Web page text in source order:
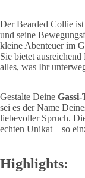
Der Bearded Collie
und seine
kleine Abenteuer im
Sie bietet
alles, was Ihr
Gestalte Deine Gassi-
sei es der Name
liebevoller Spruch.
echten Unikat – so
Highlights: